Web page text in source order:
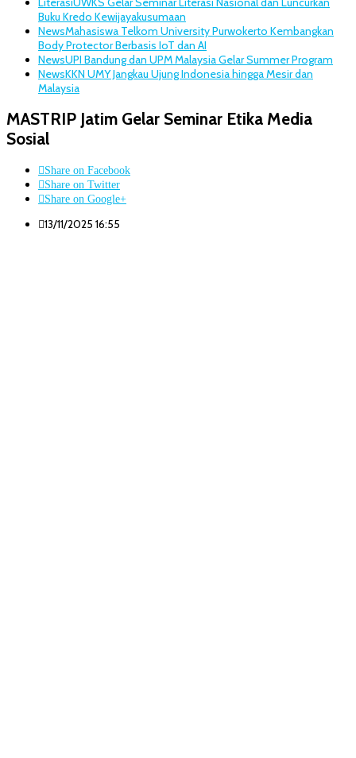
Buku Kredo Kewijayakusumaan
NewsMahasiswa Telkom University Purwokerto Kembangkan
Body Protector Berbasis IoT dan AI
NewsUPI Bandung dan UPM Malaysia Gelar Summer Program
NewsKKN UMY Jangkau Ujung Indonesia hingga Mesir dan
Malaysia
MASTRIP Jatim Gelar Seminar Etika Media
Sosial
Share on Facebook
Share on Twitter
Share on Google+
13/11/2025 16:55